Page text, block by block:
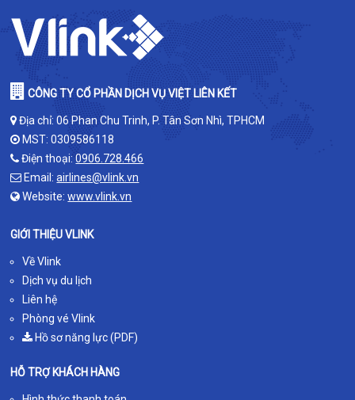
CÔNG TY CỔ PHẦN DỊCH VỤ VIỆT LIÊN KẾT
Địa chỉ: 06 Phan Chu Trinh, P. Tân Sơn Nhì, TPHCM
MST: 0309586118
Điện thoại:0906.728.466
Email:airlines@vlink.vn
Website:www.vlink.vn
GIỚI THIỆU VLINK
Về Vlink
Dịch vụ du lịch
Liên hệ
Phòng vé Vlink
Hồ sơ năng lực (PDF)
HỖ TRỢ KHÁCH HÀNG